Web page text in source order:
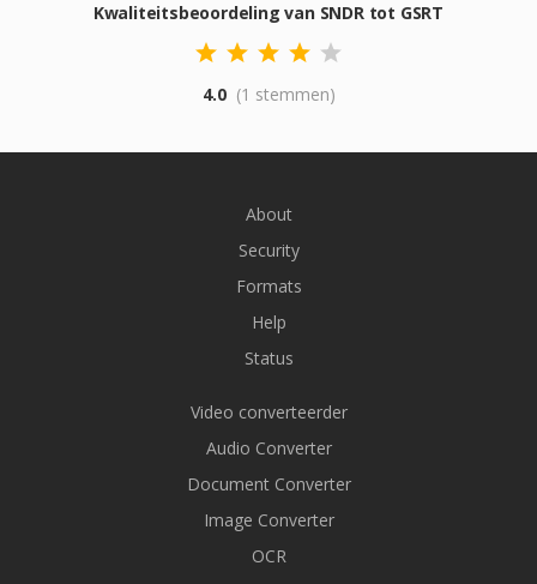
Kwaliteitsbeoordeling van SNDR tot GSRT
4.0 (1 stemmen)
About
Security
Formats
Help
Status
Video converteerder
Audio Converter
Document Converter
Image Converter
OCR